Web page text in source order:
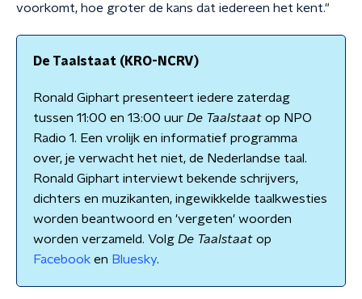
voorkomt, hoe groter de kans dat iedereen het kent."
De Taalstaat (KRO-NCRV)
Ronald Giphart presenteert iedere zaterdag
tussen 11:00 en 13:00 uur De Taalstaat op NPO
Radio 1. Een vrolijk en informatief programma
over, je verwacht het niet, de Nederlandse taal.
Ronald Giphart interviewt bekende schrijvers,
dichters en muzikanten, ingewikkelde taalkwesties
worden beantwoord en 'vergeten' woorden
worden verzameld. Volg De Taalstaat op
Facebook en Bluesky.